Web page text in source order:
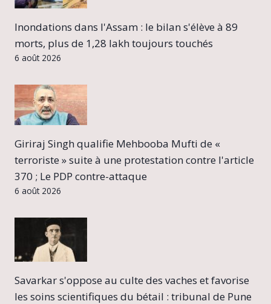
Inondations dans l'Assam : le bilan s'élève à 89
morts, plus de 1,28 lakh toujours touchés
6 août 2026
Giriraj Singh qualifie Mehbooba Mufti de «
terroriste » suite à une protestation contre l'article
370 ; Le PDP contre-attaque
6 août 2026
Savarkar s'oppose au culte des vaches et favorise
les soins scientifiques du bétail : tribunal de Pune